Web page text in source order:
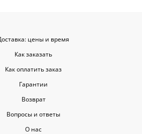
цены и время
Как заказать
Как оплатить заказ
Гарантии
Возврат
Вопросы и ответы
О нас